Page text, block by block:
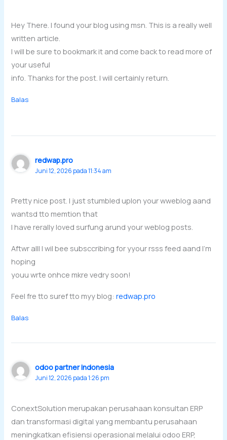
Hey There. I found your blog using msn. This is a really well
written article.
I will be sure to bookmark it and come back to read more of
your useful
info. Thanks for the post. I will certainly return.
Balas
redwap.pro
Juni 12, 2026 pada 11:34 am
Pretty nice post. I just stumbled uplon your wweblog aand
wantsd tto memtion that
I have rerally loved surfung arund your weblog posts.
Aftwr alll I wil bee subsccribing for yyour rsss feed aand I’m
hoping
youu wrte onhce mkre vedry soon!
Feel fre tto suref tto myy blog:redwap.pro
Balas
odoo partner indonesia
Juni 12, 2026 pada 1:26 pm
ConextSolution merupakan perusahaan konsultan ERP
dan transformasi digital yang membantu perusahaan
meningkatkan efisiensi operasional melalui odoo ERP,